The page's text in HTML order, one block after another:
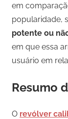
em
popularidade,
potente ou
em que essa
usuário em
Resumo
O revólver